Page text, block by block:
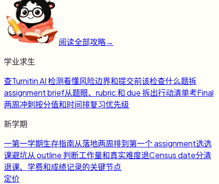
阅读全部攻略→
学业求生
查Turnitin AI 检测看懂风险边界和提交前该检查什么题拆
assignment brief从题眼、rubric 和 due 拆出行动清单考Final
两周冲刺按分值和时间排复习优先级
新学期
一第一学期生存指南从落地两周排到第一个 assignment选选
课避坑从 outline 判断工作量和真实难度退Census date分清
退课、学费和成绩记录的关键节点
定价